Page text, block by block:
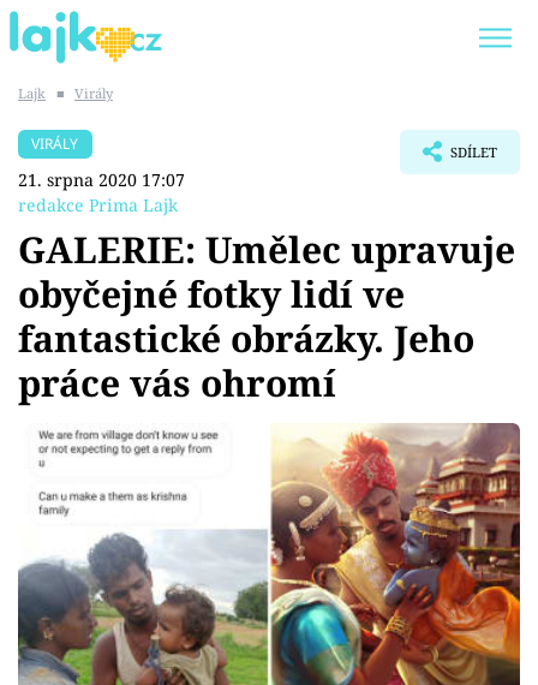
SHOPAHOLICADEL
Témata
Showbyznys
Youtubeři
Sex a vztahy
Videa
Sledujte prima+
Lajk ■ Virály
VIRÁLY
21. srpna 2020 17:07
redakce Prima Lajk
SDÍLET
GALERIE: Umělec upravuje
obyčejné fotky lidí ve
fantastické obrázky. Jeho
práce vás ohromí